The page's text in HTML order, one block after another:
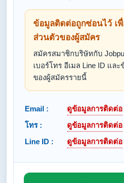
ข้อมูลติดต่อถูกซ่อนไว้ เ
ส่วนตัวของผู้สมัคร
สมัครสมาชิกบริษัทกับ
เบอร์โทร อีเมล Line ID แล
ของผู้สมัครรายนี้
Email :
ดูข้อมูลการติดต่อ
โทร :
ดูข้อมูลการติดต่อ
Line ID :
ดูข้อมูลการติดต่อ